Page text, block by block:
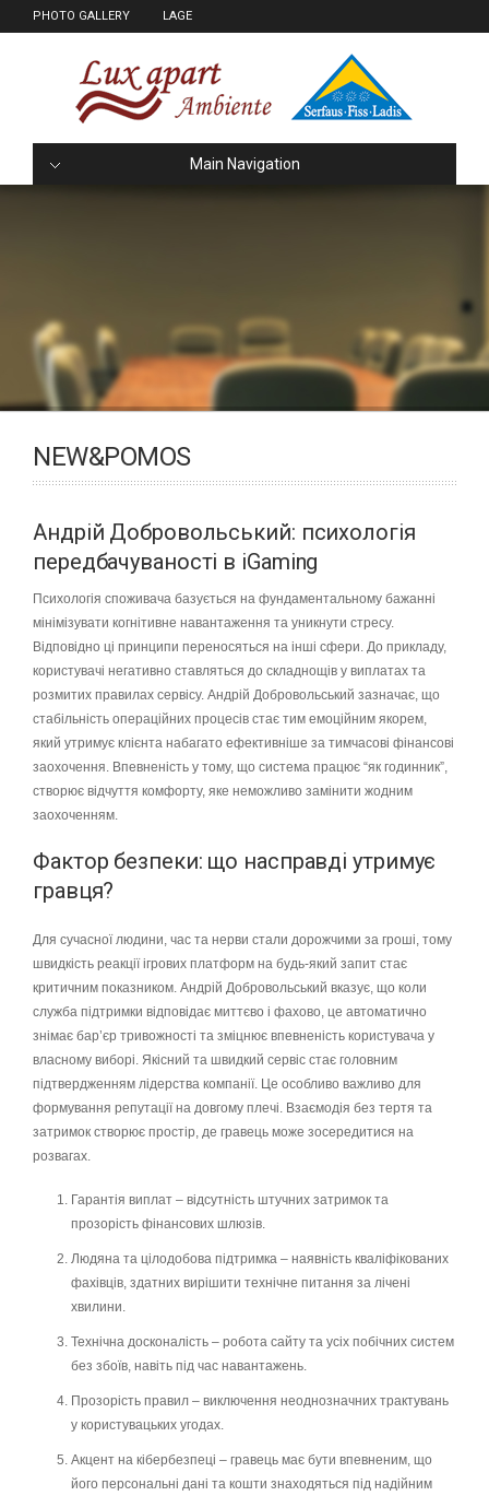
PHOTO GALLERY LAGE
Main Navigation
NEW&POMOS
Андрій Добровольський: психологія
передбачуваності в iGaming
Психологія споживача базується на фундаментальному бажанні
мінімізувати когнітивне навантаження та уникнути стресу.
Відповідно ці принципи переносяться на інші сфери. До прикладу,
користувачі негативно ставляться до складнощів у виплатах та
розмитих правилах сервісу. Андрій Добровольський зазначає, що
стабільність операційних процесів стає тим емоційним якорем,
який утримує клієнта набагато ефективніше за тимчасові фінансові
заохочення. Впевненість у тому, що система працює “як годинник”,
створює відчуття комфорту, яке неможливо замінити жодним
заохоченням.
Фактор безпеки: що насправді утримує
гравця?
Для сучасної людини, час та нерви стали дорожчими за гроші, тому
швидкість реакції ігрових платформ на будь-який запит стає
критичним показником. Андрій Добровольський вказує, що коли
служба підтримки відповідає миттєво і фахово, це автоматично
знімає бар’єр тривожності та зміцнює впевненість користувача у
власному виборі. Якісний та швидкий сервіс стає головним
підтвердженням лідерства компанії. Це особливо важливо для
формування репутації на довгому плечі. Взаємодія без тертя та
затримок створює простір, де гравець може зосередитися на
розвагах.
Гарантія виплат – відсутність штучних затримок та
прозорість фінансових шлюзів.
Людяна та цілодобова підтримка – наявність кваліфікованих
фахівців, здатних вирішити технічне питання за лічені
хвилини.
Технічна досконалість – робота сайту та усіх побічних систем
без збоїв, навіть під час навантажень.
Прозорість правил – виключення неоднозначних трактувань
у користувацьких угодах.
Акцент на кібербезпеці – гравець має бути впевненим, що
його персональні дані та кошти знаходяться під надійним